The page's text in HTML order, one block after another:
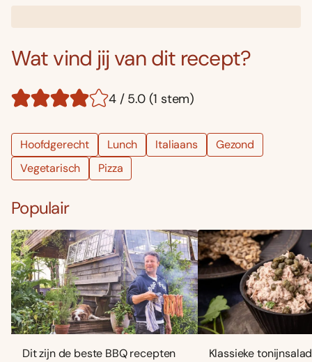
Wat vind jij van dit recept?
4 / 5.0 (1 stem)
Hoofdgerecht Lunch Italiaans
Gezond
Vegetarisch
Pizza
Populair
Dit zijn de beste BBQ recepten
Klassieke